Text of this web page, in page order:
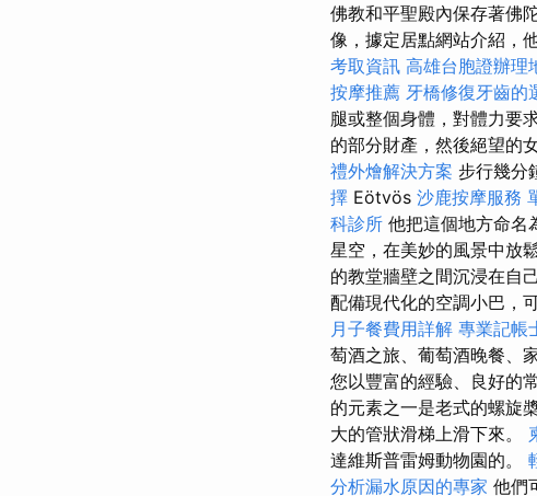
佛教和平聖殿內保存著佛
像，據定居點網站介紹，
考取資訊 高雄台胞證辦理
按摩推薦 牙橋修復牙齒的
腿或整個身體，對體力要
的部分財產，然後絕望的
禮外燴解決方案 步行幾分
擇 Eötvös 沙鹿按摩服務
科診所 他把這個地方命名
星空，在美妙的風景中放
的教堂牆壁之間沉浸在自
配備現代化的空調小巴，
月子餐費用詳解 專業記帳
萄酒之旅、葡萄酒晚餐、
您以豐富的經驗、良好的
的元素之一是老式的螺旋
大的管狀滑梯上滑下來。
達維斯普雷姆動物園的。
分析漏水原因的專家 他們